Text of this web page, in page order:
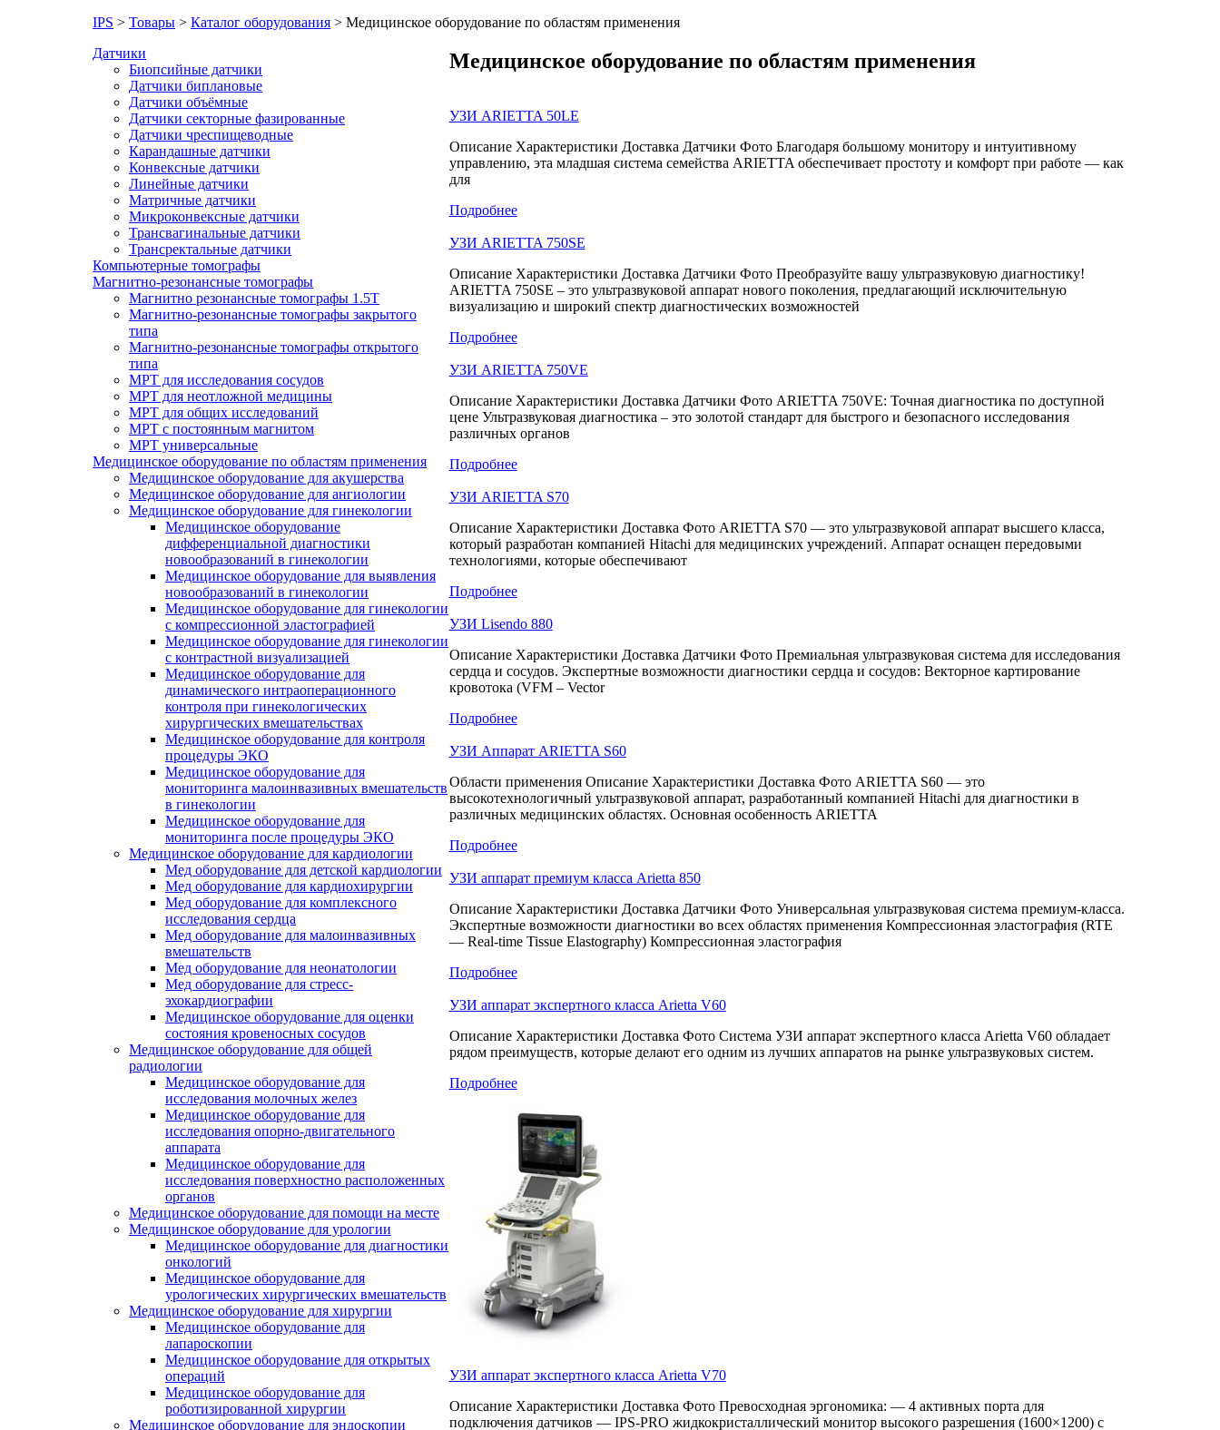
IPS > Товары > Каталог оборудования > Медицинское оборудование по областям применения
Датчики
Биопсийные датчики
Датчики биплановые
Датчики объёмные
Датчики секторные фазированные
Датчики чреспищеводные
Карандашные датчики
Конвексные датчики
Линейные датчики
Матричные датчики
Микроконвексные датчики
Трансвагинальные датчики
Трансректальные датчики
Компьютерные томографы
Магнитно-резонансные томографы
Магнитно резонансные томографы 1.5Т
Магнитно-резонансные томографы закрытого
типа
Магнитно-резонансные томографы открытого
типа
МРТ для исследования сосудов
МРТ для неотложной медицины
МРТ для общих исследований
МРТ с постоянным магнитом
МРТ универсальные
Медицинское оборудование по областям применения
Медицинское оборудование для акушерства
Медицинское оборудование для ангиологии
Медицинское оборудование для гинекологии
Медицинское оборудование
дифференциальной диагностики
новообразований в гинекологии
Медицинское оборудование для выявления
новообразований в гинекологии
Медицинское оборудование для гинекологии
с компрессионной эластографией
Медицинское оборудование для гинекологии
с контрастной визуализацией
Медицинское оборудование для
динамического интраоперационного
контроля при гинекологических
хирургических вмешательствах
Медицинское оборудование для контроля
процедуры ЭКО
Медицинское оборудование для
мониторинга малоинвазивных вмешательств
в гинекологии
Медицинское оборудование для
мониторинга после процедуры ЭКО
Медицинское оборудование для кардиологии
Мед оборудование для детской кардиологии
Мед оборудование для кардиохирургии
Мед оборудование для комплексного
исследования сердца
Мед оборудование для малоинвазивных
вмешательств
Мед оборудование для неонатологии
Мед оборудование для стресс-
эхокардиографии
Медицинское оборудование для оценки
состояния кровеносных сосудов
Медицинское оборудование для общей
радиологии
Медицинское оборудование для
исследования молочных желез
Медицинское оборудование для
исследования опорно-двигательного
аппарата
Медицинское оборудование для
исследования поверхностно расположенных
органов
Медицинское оборудование для помощи на месте
Медицинское оборудование для урологии
Медицинское оборудование для диагностики
онкологий
Медицинское оборудование для
урологических хирургических вмешательств
Медицинское оборудование для хирургии
Медицинское оборудование для
лапароскопии
Медицинское оборудование для открытых
операций
Медицинское оборудование для
роботизированной хирургии
Медицинское оборудование для эндоскопии
Медицинское оборудование по областям применения
УЗИ ARIETTA 50LE
Описание Характеристики Доставка Датчики Фото Благодаря большому монитору и интуитивному
управлению, эта младшая система семейства ARIETTA обеспечивает простоту и комфорт при работе — как
для
Подробнее
УЗИ ARIETTA 750SE
Описание Характеристики Доставка Датчики Фото Преобразуйте вашу ультразвуковую диагностику!
ARIETTA 750SE – это ультразвуковой аппарат нового поколения, предлагающий исключительную
визуализацию и широкий спектр диагностических возможностей
Подробнее
УЗИ ARIETTA 750VE
Описание Характеристики Доставка Датчики Фото ARIETTA 750VE: Точная диагностика по доступной
цене Ультразвуковая диагностика – это золотой стандарт для быстрого и безопасного исследования
различных органов
Подробнее
УЗИ ARIETTA S70
Описание Характеристики Доставка Фото ARIETTA S70 — это ультразвуковой аппарат высшего класса,
который разработан компанией Hitachi для медицинских учреждений. Аппарат оснащен передовыми
технологиями, которые обеспечивают
Подробнее
УЗИ Lisendo 880
Описание Характеристики Доставка Датчики Фото Премиальная ультразвуковая система для исследования
сердца и сосудов. Экспертные возможности диагностики сердца и сосудов: Векторное картирование
кровотока (VFM – Vector
Подробнее
УЗИ Аппарат ARIETTA S60
Области применения Описание Характеристики Доставка Фото ARIETTA S60 — это
высокотехнологичный ультразвуковой аппарат, разработанный компанией Hitachi для диагностики в
различных медицинских областях. Основная особенность ARIETTA
Подробнее
УЗИ аппарат премиум класса Arietta 850
Описание Характеристики Доставка Датчики Фото Универсальная ультразвуковая система премиум-класса.
Экспертные возможности диагностики во всех областях применения Компрессионная эластография (RTE
— Real-time Tissue Elastography) Компрессионная эластография
Подробнее
УЗИ аппарат экспертного класса Arietta V60
Описание Характеристики Доставка Фото Система УЗИ аппарат экспертного класса Arietta V60 обладает
рядом преимуществ, которые делают его одним из лучших аппаратов на рынке ультразвуковых систем.
Подробнее
УЗИ аппарат экспертного класса Arietta V70
Описание Характеристики Доставка Фото Превосходная эргономика: — 4 активных порта для
подключения датчиков — IPS-PRO жидкокристаллический монитор высокого разрешения (1600×1200) с